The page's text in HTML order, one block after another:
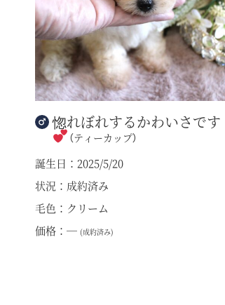
惚れぼれするかわいさです
（ティーカップ）
誕生日：2025/5/20
状況：成約済み
毛色：クリーム
価格：― (成約済み)